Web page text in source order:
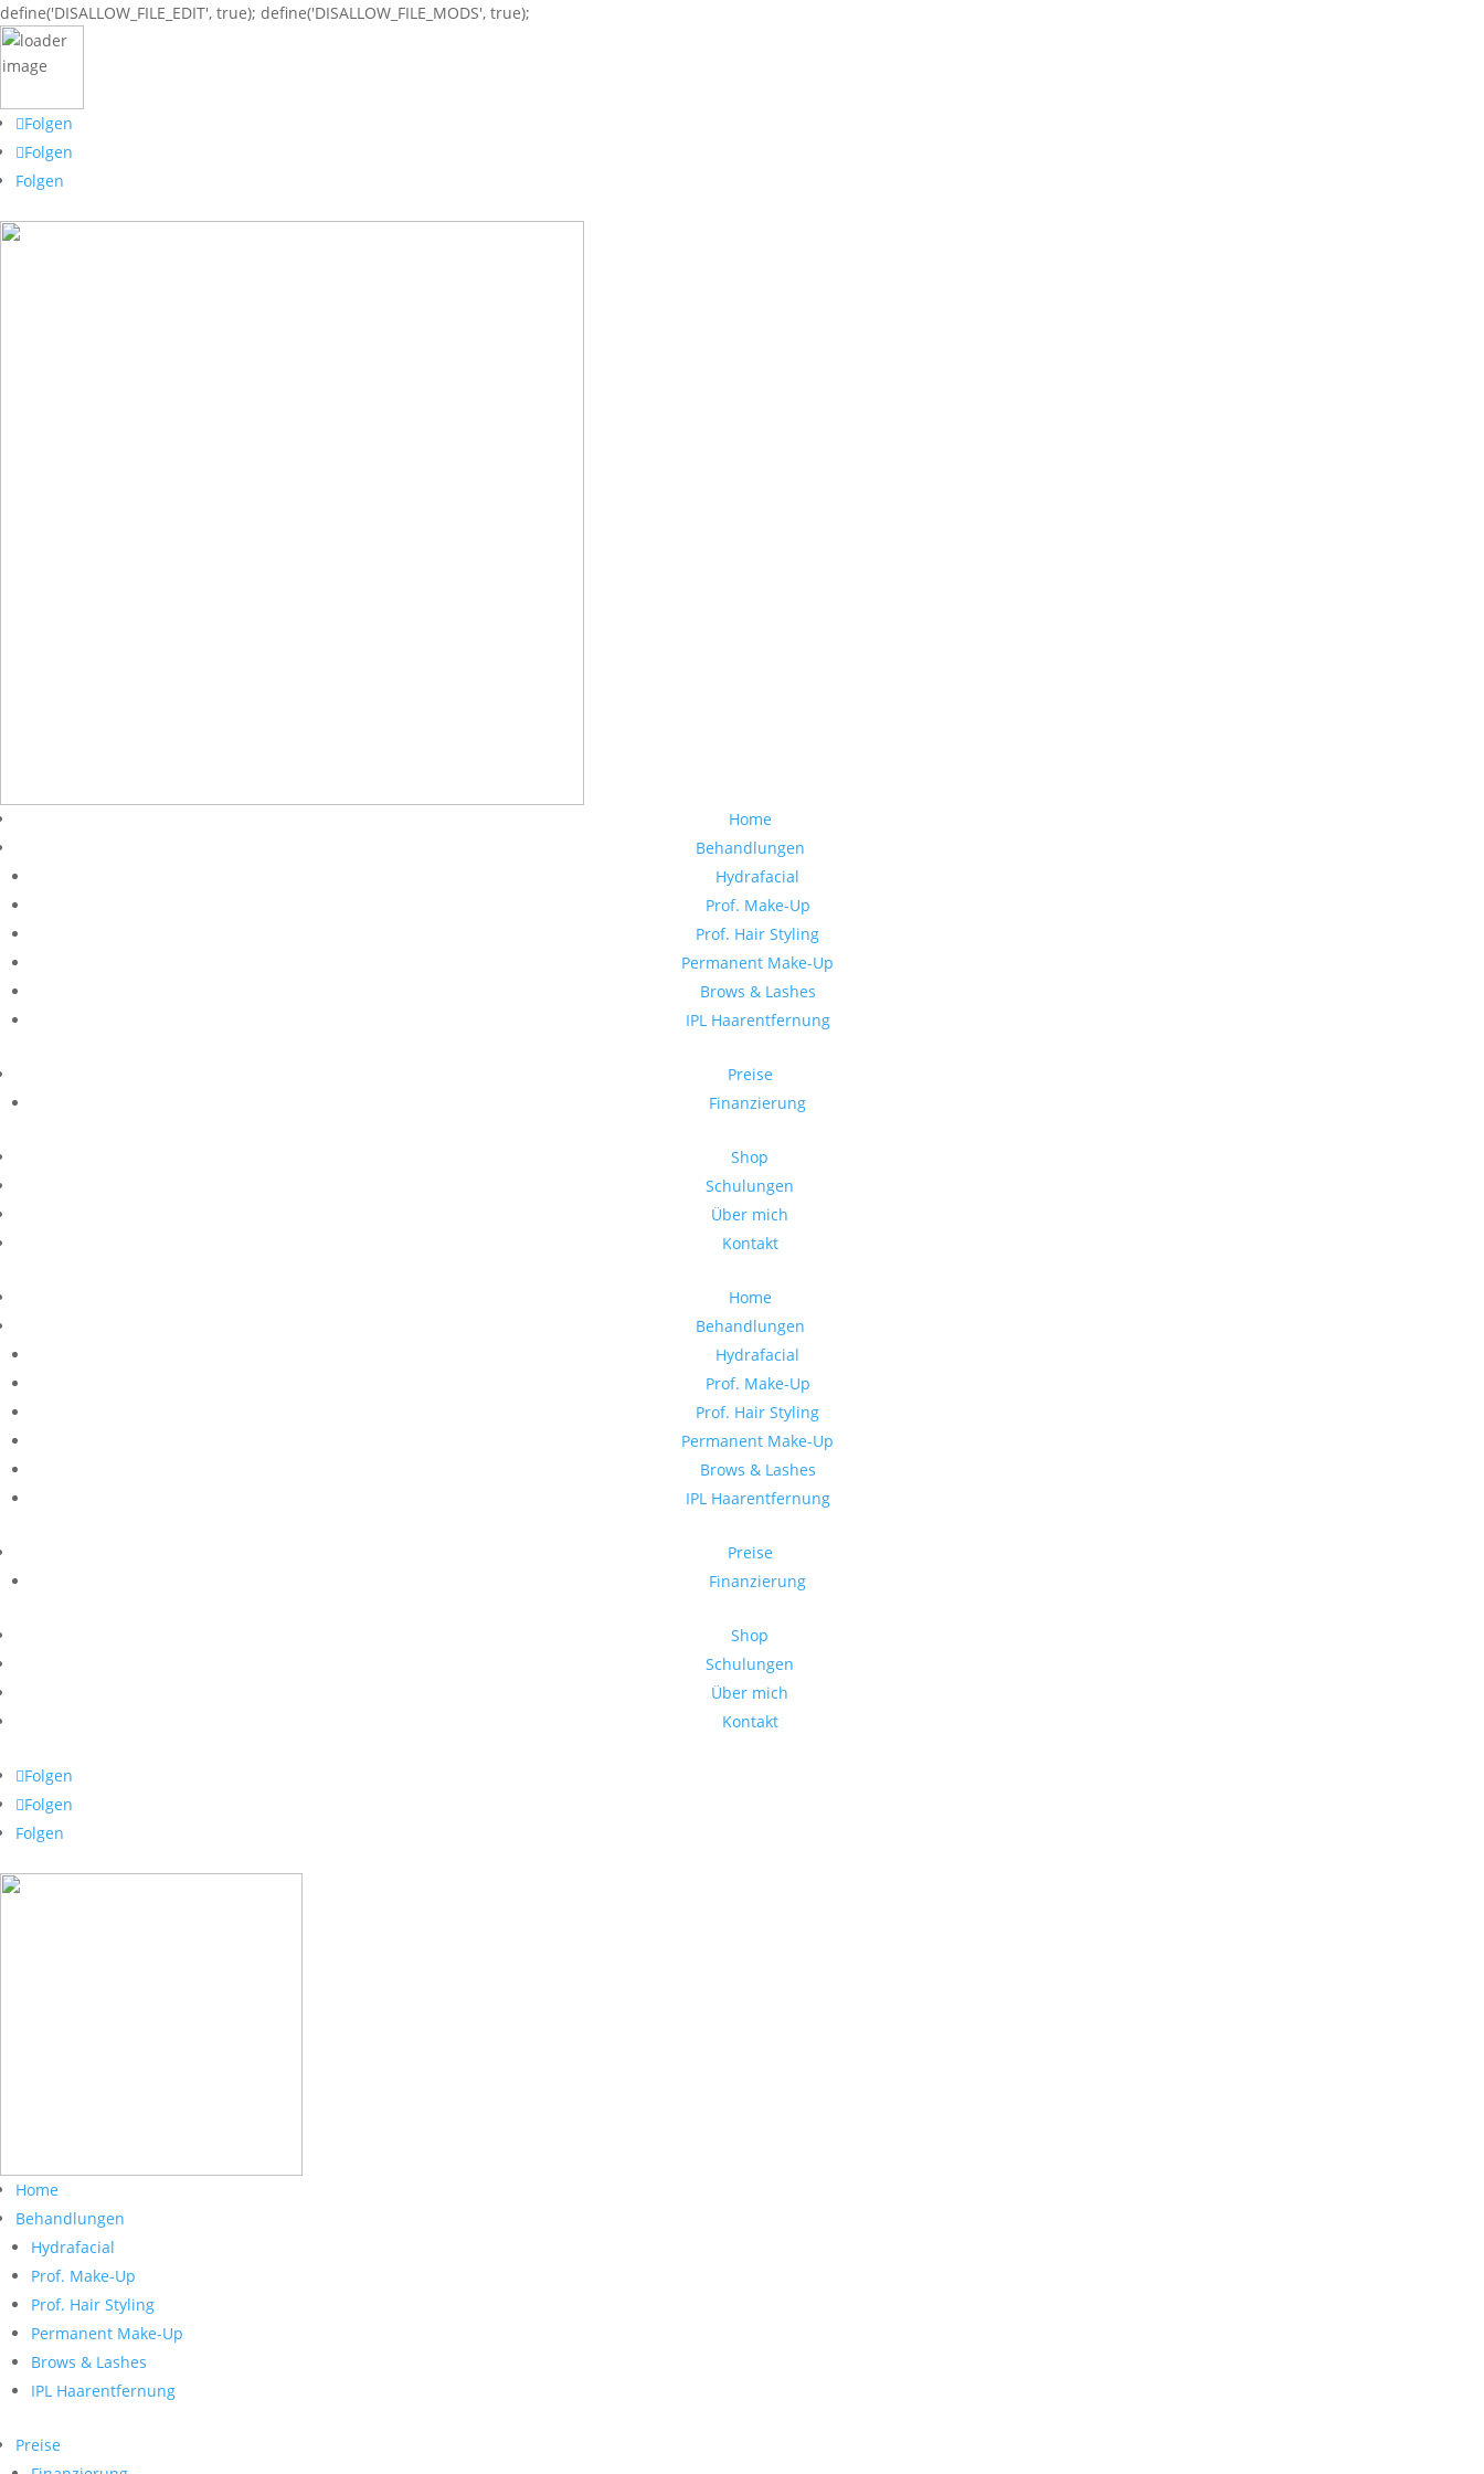
define('DISALLOW_FILE_EDIT', true); define('DISALLOW_FILE_MODS', true);
Folgen
Folgen
Folgen
Home
Behandlungen
Hydrafacial
Prof. Make-Up
Prof. Hair Styling
Permanent Make-Up
Brows & Lashes
IPL Haarentfernung
Preise
Finanzierung
Shop
Schulungen
Über mich
Kontakt
Home
Behandlungen
Hydrafacial
Prof. Make-Up
Prof. Hair Styling
Permanent Make-Up
Brows & Lashes
IPL Haarentfernung
Preise
Finanzierung
Shop
Schulungen
Über mich
Kontakt
Folgen
Folgen
Folgen
Home
Behandlungen
Hydrafacial
Prof. Make-Up
Prof. Hair Styling
Permanent Make-Up
Brows & Lashes
IPL Haarentfernung
Preise